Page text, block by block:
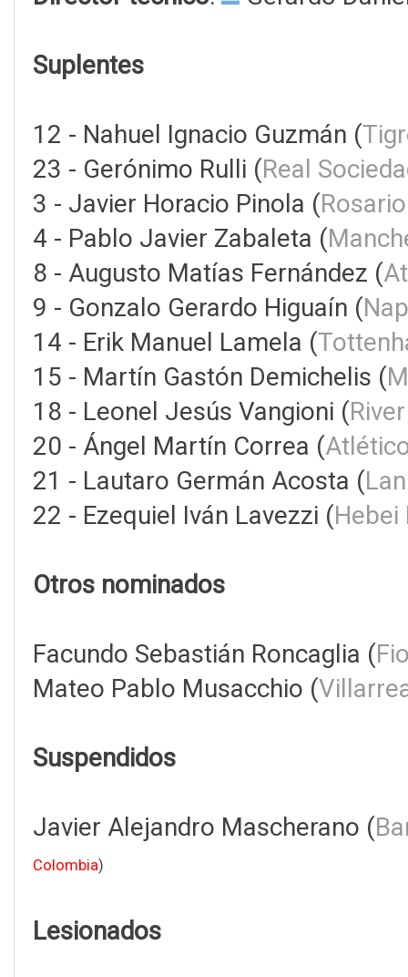
Suplentes
12 - Nahuel Ignacio Guzmán (
23 - Gerónimo Rulli (Real
3 - Javier Horacio Pinola (
4 - Pablo Javier Zabaleta (
8 - Augusto Matías Fernández (
9 - Gonzalo Gerardo Higuaín (
14 - Erik Manuel Lamela (
15 - Martín Gastón Demichelis (
18 - Leonel Jesús Vangioni (
20 - Ángel Martín Correa (
21 - Lautaro Germán Acosta (
22 - Ezequiel Iván Lavezzi (Hebei
Otros nominados
Facundo Sebastián Roncaglia (
Mateo Pablo Musacchio (
Suspendidos
Javier Alejandro Mascherano (
Colombia)
Lesionados